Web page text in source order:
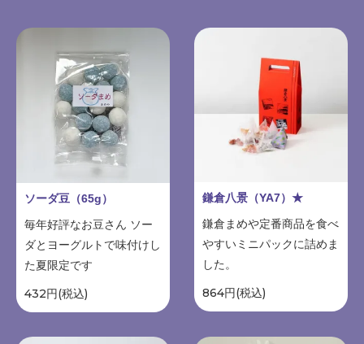
ソーダ豆（65g）
毎年好評なお豆さん ソー
ダとヨーグルトで味付けし
た夏限定です
432円(税込)
鎌倉八景（YA7）★
鎌倉まめや定番商品を食べ
やすいミニパックに詰めま
した。
864円(税込)